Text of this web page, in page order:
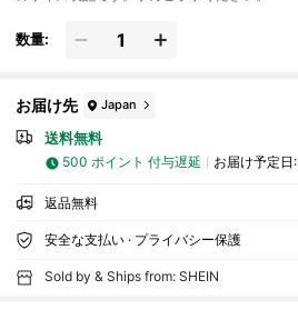
数量:
お届け先 Japan
送料無料
500 ポイント 付与遅延 お届け予定日:
返品無料
安全な支払い · プライバシー保護
Sold by & Ships from: SHEIN